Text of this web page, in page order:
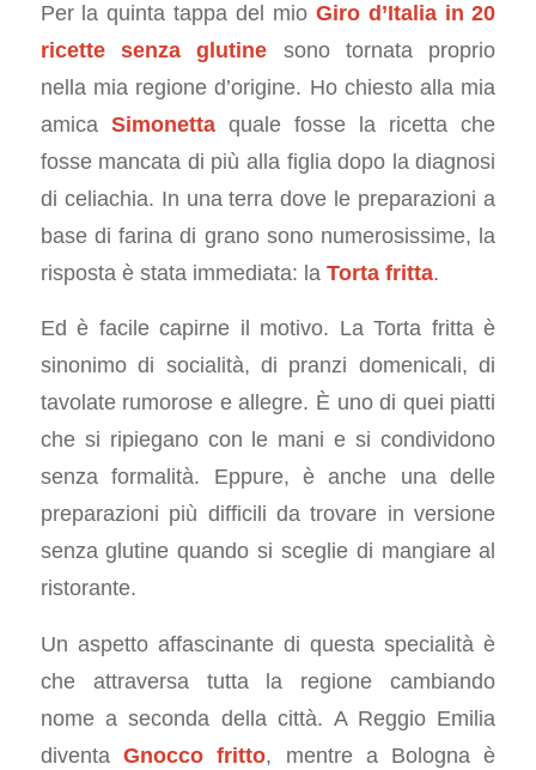
Per la quinta tappa del mio Giro d’Italia in 20
ricette senza glutine sono tornata proprio
nella mia regione d’origine. Ho chiesto alla mia
amica Simonettaquale fosse la ricetta che
fosse mancata di più alla figlia dopo la diagnosi
di celiachia. In una terra dove le preparazioni a
base di farina di grano sono numerosissime, la
risposta è stata immediata: la Torta fritta.
Ed è facile capirne il motivo. La Torta fritta è
sinonimo di socialità, di pranzi domenicali, di
tavolate rumorose e allegre. È uno di quei piatti
che si ripiegano con le mani e si condividono
senza formalità. Eppure, è anche una delle
preparazioni più difficili da trovare in versione
senza glutine quando si sceglie di mangiare al
ristorante.
Un aspetto affascinante di questa specialità è
che attraversa tutta la regione cambiando
nome a seconda della città. A Reggio Emilia
diventa Gnocco fritto, mentre a Bologna è